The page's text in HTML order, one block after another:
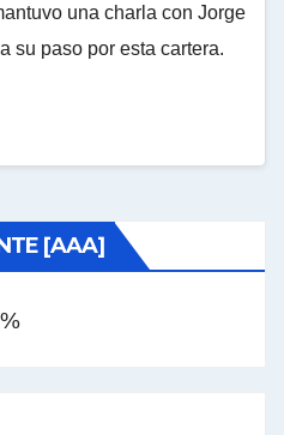
una charla con Jorge
su paso por esta cartera.
[AAA]